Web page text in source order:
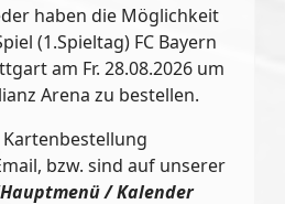
haben die Möglichkeit
(1.Spieltag) FC Bayern
am Fr. 28.08.2026 um
Arena zu bestellen.
bzw. sind auf unserer
/ Kalender